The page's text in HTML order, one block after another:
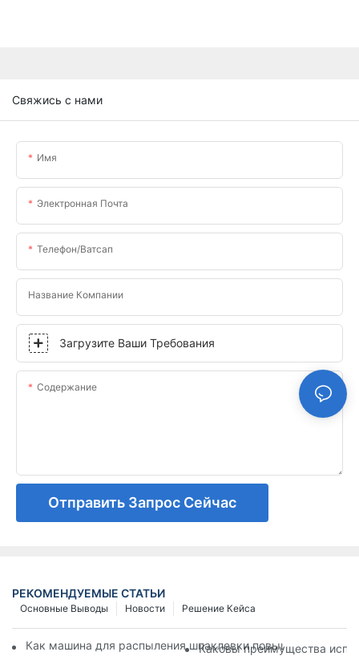
Свяжись с нами
Имя
Электронная Почта
Телефон/ватсап
Название Компании
Загрузите Ваши Требования
Содержание
Отправить Запрос Сейчас
РЕКОМЕНДУЕМЫЕ СТАТЬИ
Решение Кейса
Новости
Основные Выводы
Как машина для распыления шпаклевки повышает
Каковы преимущества